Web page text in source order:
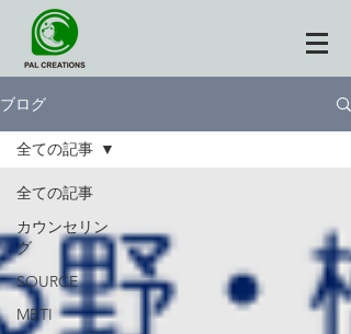
ブログ
全ての記事
カウンセリン
グ
SOURCE
MBTI
全ての記事